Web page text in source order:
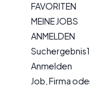
FAVORITEN
MEINE JOBS
ANMELDEN
Anmelden
Job, Firma